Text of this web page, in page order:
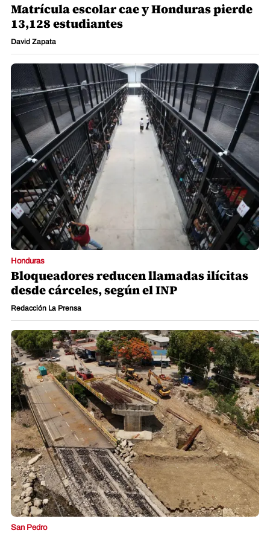
Matrícula escolar cae y Honduras pierde
13,128 estudiantes
David Zapata
Honduras
Bloqueadores reducen llamadas ilícitas
desde cárceles, según el INP
Redacción La Prensa
San Pedro